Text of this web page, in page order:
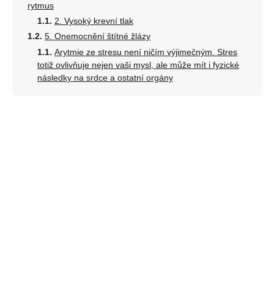
rytmus
2. Vysoký krevní tlak
5. Onemocnění štítné žlázy
Arytmie ze stresu není ničím výjimečným. Stres
totiž ovlivňuje nejen vaši mysl, ale může mít i fyzické
následky na srdce a ostatní orgány